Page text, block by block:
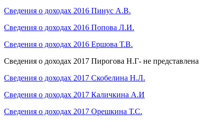
Сведения о доходах 2016 Пинус А.В.
Сведения о доходах 2016 Попова Л.И.
Сведения о доходах 2016 Ершова Т.В.
Сведения о доходах 2017 Пирогова Н.Г- не представлена
Сведения о доходах 2017 Скобелина Н.Л.
Сведения о доходах 2017 Каличкина А.И
Сведения о доходах 2017 Орешкина Т.С.